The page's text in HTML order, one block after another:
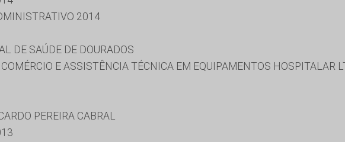
2014
DE SAÚDE DE DOURADOS
E ASSISTÊNCIA TÉCNICA EM EQUIPAMENTOS HOSPITALAR
PEREIRA CABRAL